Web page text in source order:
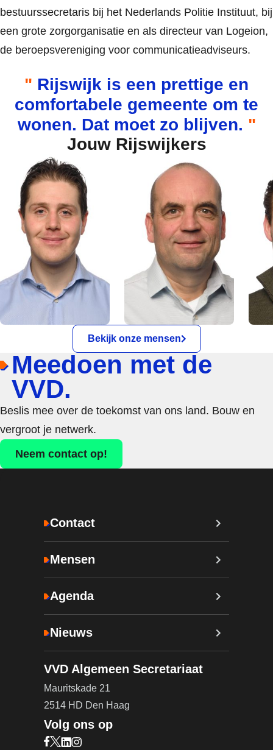
bestuurssecretaris bij het Nederlands Politie Instituut, bij
een grote zorgorganisatie en als directeur van Logeion,
de beroepsvereniging voor communicatieadviseurs.
Rijswijk is een prettige en
comfortabele gemeente om te
wonen. Dat moet zo blijven.
Jouw Rijswijkers
Bekijk onze mensen
Meedoen met de
VVD.
Beslis mee over de toekomst van ons land. Bouw en
vergroot je netwerk.
Neem contact op!
Contact
Mensen
Agenda
Nieuws
VVD Algemeen Secretariaat
Mauritskade 21
2514 HD Den Haag
Volg ons op
Bezoek onze Facebook pagina (opent in nieuw
Bezoek onze X pagina (opent in nieuw tabblad)
Bezoek onze LinkedIn pagina (opent in nieuw
Bezoek onze Instagram pagina (opent in